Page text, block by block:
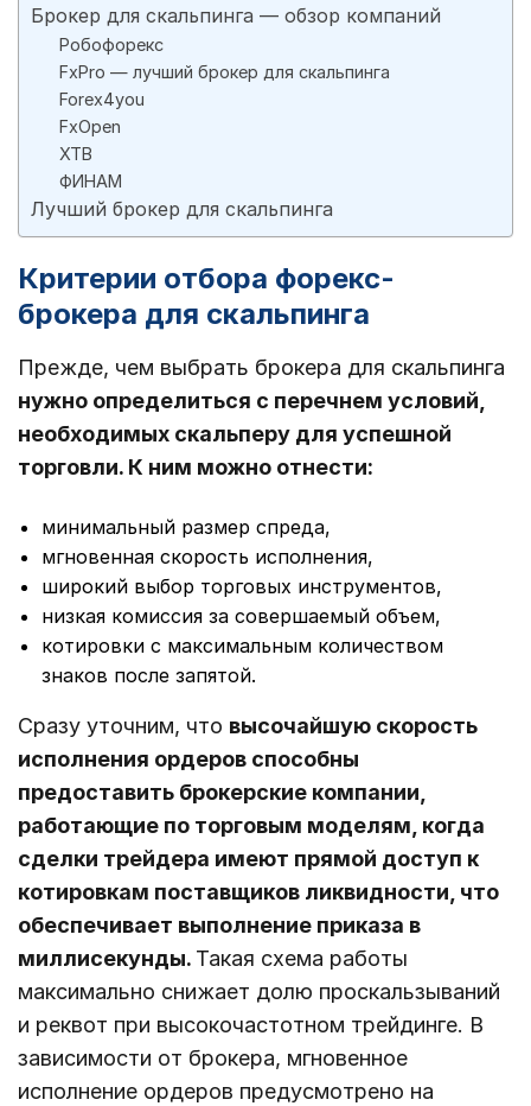
Брокер для скальпинга — обзор компаний
Робофорекс
FxPro — лучший брокер для скальпинга
Forex4you
FxOpen
XTB
ФИНАМ
Лучший брокер для скальпинга
Критерии отбора форекс-
брокера для скальпинга
Прежде, чем выбрать брокера для скальпинга
нужно определиться с перечнем условий,
необходимых скальперу для успешной
торговли. К ним можно отнести:
минимальный размер спреда,
мгновенная скорость исполнения,
широкий выбор торговых инструментов,
низкая комиссия за совершаемый объем,
котировки с максимальным количеством
знаков после запятой.
Сразу уточним, что высочайшую скорость
исполнения ордеров способны
предоставить брокерские компании,
работающие по торговым моделям, когда
сделки трейдера имеют прямой доступ к
котировкам поставщиков ликвидности, что
обеспечивает выполнение приказа в
миллисекунды. Такая схема работы
максимально снижает долю проскальзываний
и реквот при высокочастотном трейдинге. В
зависимости от брокера, мгновенное
исполнение ордеров предусмотрено на